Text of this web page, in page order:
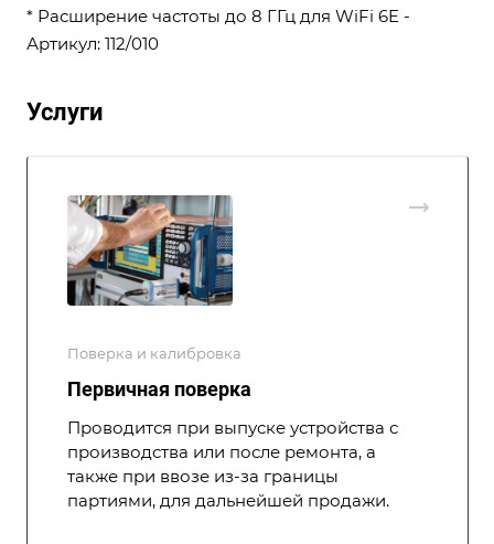
* Расширение частоты до 8 ГГц для WiFi 6E -
Артикул: 112/010
Услуги
Поверка и калибровка
Первичная поверка
Проводится при выпуске устройства с
производства или после ремонта, а
также при ввозе из-за границы
партиями, для дальнейшей продажи.